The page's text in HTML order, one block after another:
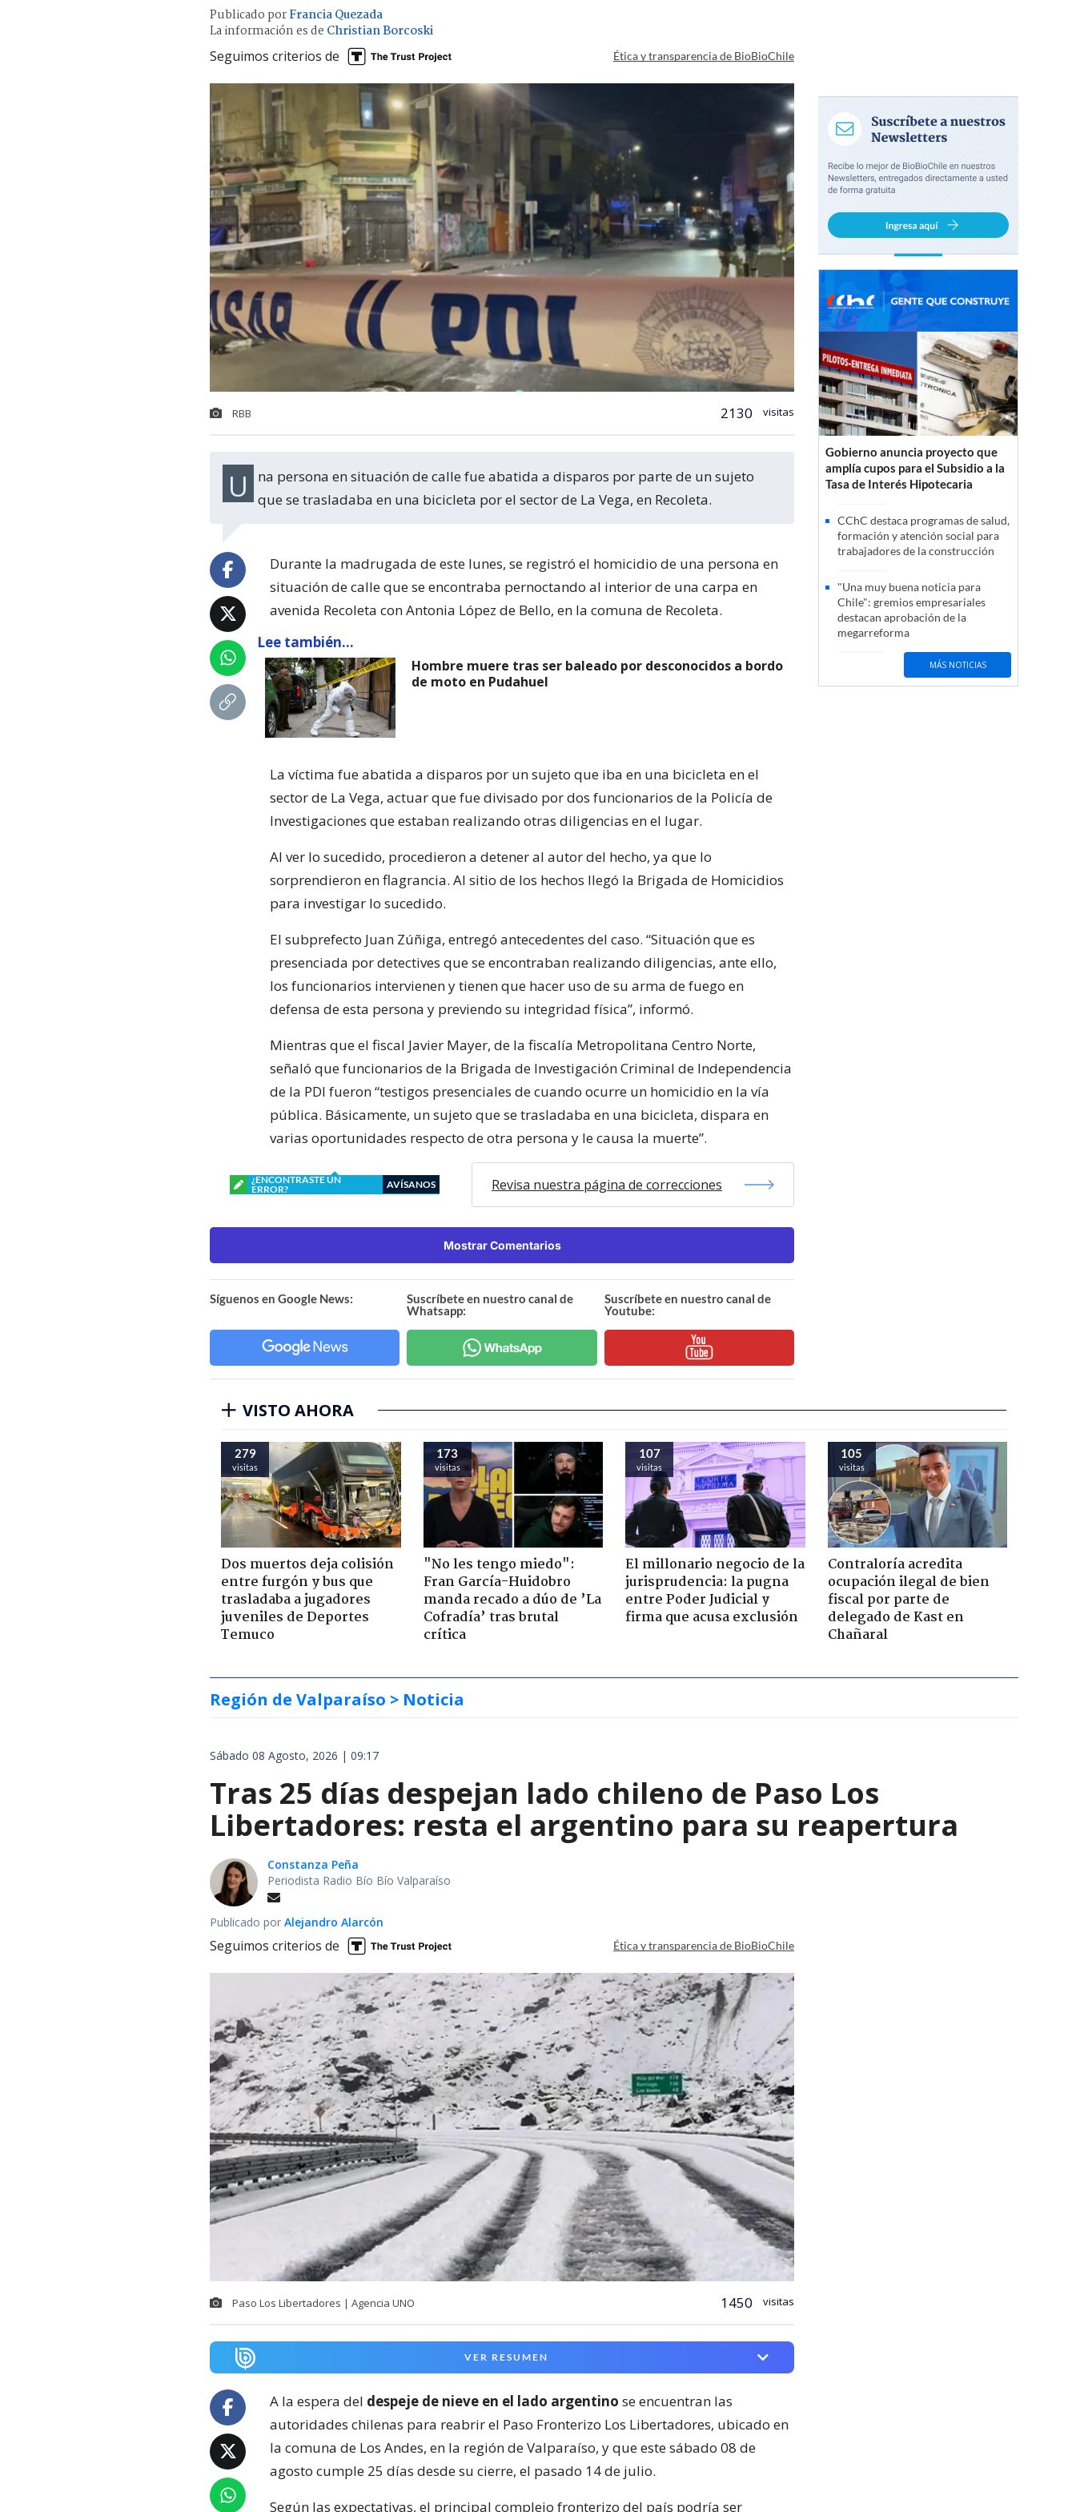
Publicado porFrancia Quezada
La información es de Christian Borcoski
Seguimos criterios de Ética y transparencia de BioBioChile
RBB 2130 visitas
Una persona en situación de calle fue abatida a disparos por parte de un sujeto que se trasladaba en una bicicleta por el sector de La Vega, en Recoleta.
Durante la madrugada de este lunes, se registró el homicidio de una persona en
situación de calle que se encontraba pernoctando al interior de una carpa en
avenida Recoleta con Antonia López de Bello, en la comuna de Recoleta.
Lee también...
Hombre muere tras ser baleado por desconocidos a bordo
de moto en Pudahuel
La víctima fue abatida a disparos por un sujeto que iba en una bicicleta en el
sector de La Vega, actuar que fue divisado por dos funcionarios de la Policía de
Investigaciones que estaban realizando otras diligencias en el lugar.
Al ver lo sucedido, procedieron a detener al autor del hecho, ya que lo
sorprendieron en flagrancia. Al sitio de los hechos llegó la Brigada de Homicidios
para investigar lo sucedido.
El subprefecto Juan Zúñiga, entregó antecedentes del caso. “Situación que es
presenciada por detectives que se encontraban realizando diligencias, ante ello,
los funcionarios intervienen y tienen que hacer uso de su arma de fuego en
defensa de esta persona y previendo su integridad física”, informó.
Mientras que el fiscal Javier Mayer, de la fiscalía Metropolitana Centro Norte,
señaló que funcionarios de la Brigada de Investigación Criminal de Independencia
de la PDI fueron “testigos presenciales de cuando ocurre un homicidio en la vía
pública. Básicamente, un sujeto que se trasladaba en una bicicleta, dispara en
varias oportunidades respecto de otra persona y le causa la muerte”.
¿ENCONTRASTE UN
ERROR?
AVÍSANOS Revisa nuestra página de correcciones
Mostrar Comentarios
Síguenos en Google News:
Suscríbete en nuestro canal de
Whatsapp:
Suscríbete en nuestro canal de
Youtube:
Gobierno anuncia proyecto que
amplía cupos para el Subsidio a la
Tasa de Interés Hipotecaria
CChC destaca programas de salud,
formación y atención social para
trabajadores de la construcción
"Una muy buena noticia para
Chile": gremios empresariales
destacan aprobación de la
megarreforma
MÁS NOTICIAS
VISTO AHORA
279
visitas
Dos muertos deja colisión
entre furgón y bus que
trasladaba a jugadores
juveniles de Deportes
Temuco
173
visitas
"No les tengo miedo":
Fran García-Huidobro
manda recado a dúo de ’La
Cofradía’ tras brutal
crítica
107
visitas
El millonario negocio de la
jurisprudencia: la pugna
entre Poder Judicial y
firma que acusa exclusión
105
visitas
Contraloría acredita
ocupación ilegal de bien
fiscal por parte de
delegado de Kast en
Chañaral
Región de Valparaíso > Noticia
Sábado 08 Agosto, 2026 | 09:17
Tras 25 días despejan lado chileno de Paso Los
Libertadores: resta el argentino para su reapertura
Constanza Peña
Periodista Radio Bío Bío Valparaíso
Publicado por Alejandro Alarcón
Seguimos criterios de Ética y transparencia de BioBioChile
Paso Los Libertadores | Agencia UNO 1450 visitas
VER RESUMEN
A la espera del despeje de nieve en el lado argentino se encuentran las
autoridades chilenas para reabrir el Paso Fronterizo Los Libertadores, ubicado en
la comuna de Los Andes, en la región de Valparaíso, y que este sábado 08 de
agosto cumple 25 días desde su cierre, el pasado 14 de julio.
Según las expectativas, el principal complejo fronterizo del país podría ser